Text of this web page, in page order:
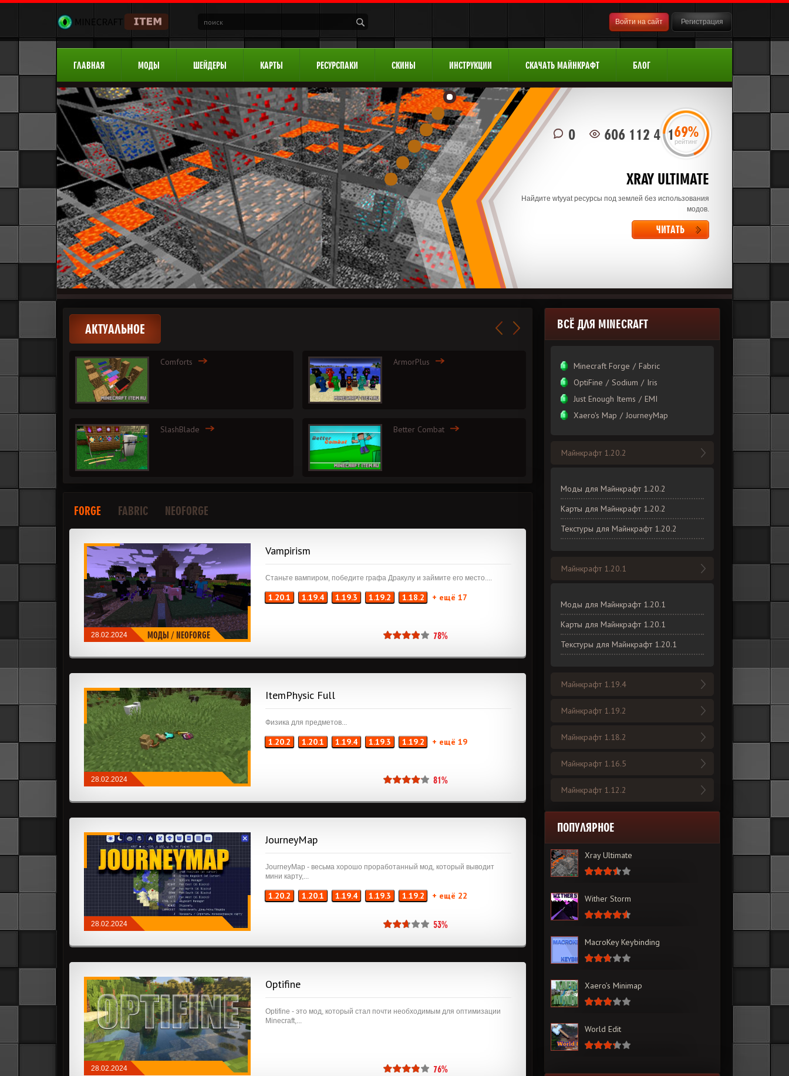
Войти на сайт Регистрация
ГЛАВНАЯ МОДЫ ШЕЙДЕРЫ КАРТЫ РЕСУРСПАКИ СКИНЫ ИНСТРУКЦИИ СКАЧАТЬ МАЙНКРАФТ БЛОГ
0 606 112 491
XRAY ULTIMATE
Найдите wtyyat ресурсы под землей без использования
ЧИТАТЬ
69%
рейтинг
АКТУАЛЬНОЕ
Comforts
SlashBlade
ArmorPlus
Better Combat
Divine RPG
FORGE FABRIC NEOFORGE
28.02.2024 МОДЫ / NEOFORGE
Vampirism
Станьте вампиром, победите графа Дракулу и займите его место....
1.20.1 1.19.4 1.19.3 1.19.2 1.18.2 + ещё 17
78%
28.02.2024
ItemPhysic Full
Физика для предметов...
1.20.2 1.20.1 1.19.4 1.19.3 1.19.2 + ещё 19
81%
28.02.2024
JourneyMap
JourneyMap - весьма хорошо проработанный мод, который выводит
мини карту,...
1.20.2 1.20.1 1.19.4 1.19.3 1.19.2 + ещё 22
53%
28.02.2024
Optifine
Optifine - это мод, который стал почти необходимым для оптимизации
Minecraft,...
76%
ВСЁ ДЛЯ MINECRAFT
Minecraft Forge / Fabric
OptiFine / Sodium / Iris
Just Enough Items / EMI
Xаero's Mаp / JourneyMap
Майнкрафт 1.20.2
Моды для Майнкрафт 1.20.2
Карты для Майнкрафт 1.20.2
Текстуры для Майнкрафт 1.20.2
Майнкрафт 1.20.1
Моды для Майнкрафт 1.20.1
Карты для Майнкрафт 1.20.1
Текстуры для Майнкрафт 1.20.1
Майнкрафт 1.19.4
Майнкрафт 1.19.2
Майнкрафт 1.18.2
Майнкрафт 1.16.5
Майнкрафт 1.12.2
ПОПУЛЯРНОЕ
Xray Ultimate
Wither Storm
MacroKey Keybinding
Xaero’s Minimap
World Edit